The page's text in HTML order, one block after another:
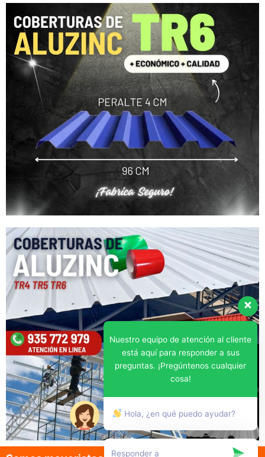
Nuestro equipo de atención al cliente
está aquí para responder a sus
preguntas. ¡Pregúntenos cualquier
cosa!
Hola, ¿en qué puedo ayudar?